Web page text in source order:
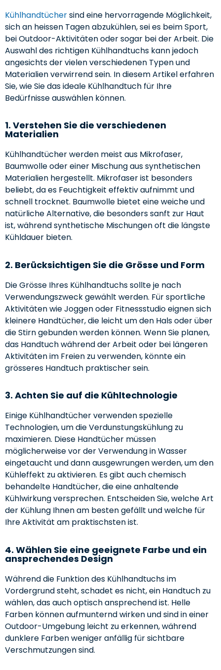
Kühlhandtüchersind eine hervorragende Möglichkeit,
sich an heissen Tagen abzukühlen, sei es beim Sport,
bei Outdoor-Aktivitäten oder sogar bei der Arbeit. Die
Auswahl des richtigen Kühlhandtuchs kann jedoch
angesichts der vielen verschiedenen Typen und
Materialien verwirrend sein. In diesem Artikel erfahren
Sie, wie Sie das ideale Kühlhandtuch für Ihre
Bedürfnisse auswählen können.
1. Verstehen Sie die verschiedenen
Materialien
Kühlhandtücher werden meist aus Mikrofaser,
Baumwolle oder einer Mischung aus synthetischen
Materialien hergestellt. Mikrofaser ist besonders
beliebt, da es Feuchtigkeit effektiv aufnimmt und
schnell trocknet. Baumwolle bietet eine weiche und
natürliche Alternative, die besonders sanft zur Haut
ist, während synthetische Mischungen oft die längste
Kühldauer bieten.
2. Berücksichtigen Sie die Grösse und Form
Die Grösse Ihres Kühlhandtuchs sollte je nach
Verwendungszweck gewählt werden. Für sportliche
Aktivitäten wie Joggen oder Fitnessstudio eignen sich
kleinere Handtücher, die leicht um den Hals oder über
die Stirn gebunden werden können. Wenn Sie planen,
das Handtuch während der Arbeit oder bei längeren
Aktivitäten im Freien zu verwenden, könnte ein
grösseres Handtuch praktischer sein.
3. Achten Sie auf die Kühltechnologie
Einige Kühlhandtücher verwenden spezielle
Technologien, um die Verdunstungskühlung zu
maximieren. Diese Handtücher müssen
möglicherweise vor der Verwendung in Wasser
eingetaucht und dann ausgewrungen werden, um den
Kühleffekt zu aktivieren. Es gibt auch chemisch
behandelte Handtücher, die eine anhaltende
Kühlwirkung versprechen. Entscheiden Sie, welche Art
der Kühlung Ihnen am besten gefällt und welche für
Ihre Aktivität am praktischsten ist.
4. Wählen Sie eine geeignete Farbe und ein
ansprechendes Design
Während die Funktion des Kühlhandtuchs im
Vordergrund steht, schadet es nicht, ein Handtuch zu
wählen, das auch optisch ansprechend ist. Helle
Farben können aufmunternd wirken und sind in einer
Outdoor-Umgebung leicht zu erkennen, während
dunklere Farben weniger anfällig für sichtbare
Verschmutzungen sind.